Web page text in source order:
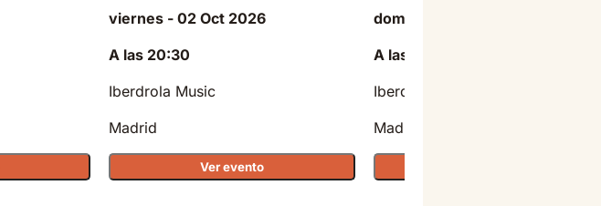
viernes - 02 Oct 2026
A las 20:30
Iberdrola Music
Madrid
Ver evento
domingo - 11 Oct 2026
A las 20:30
Iberdrola Music
Madrid